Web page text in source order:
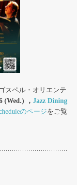
スペル・オリエンテ
(Wed.) ， Jazz Dining
のページをご覧